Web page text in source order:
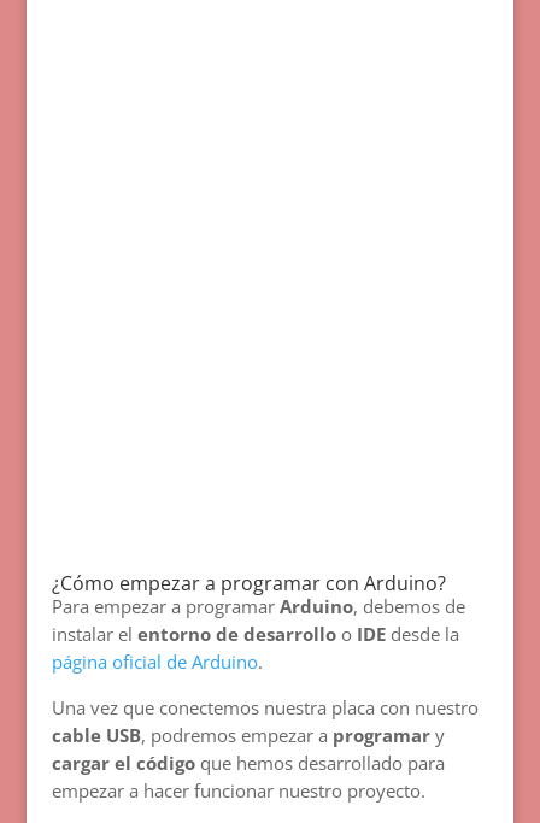
¿Cómo empezar a programar con Arduino?
Para empezar a programar Arduino, debemos de
instalar el entorno de desarrolloo IDEdesde la
página oficial de Arduino.
Una vez que conectemos nuestra placa con nuestro
cable USB, podremos empezar a programary
cargar el códigoque hemos desarrollado para
empezar a hacer funcionar nuestro proyecto.